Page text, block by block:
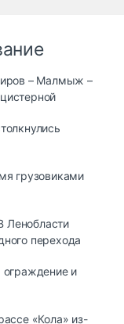
– Малмыж –
грузовиками
Ленобласти
перехода
и
«Кола» из-